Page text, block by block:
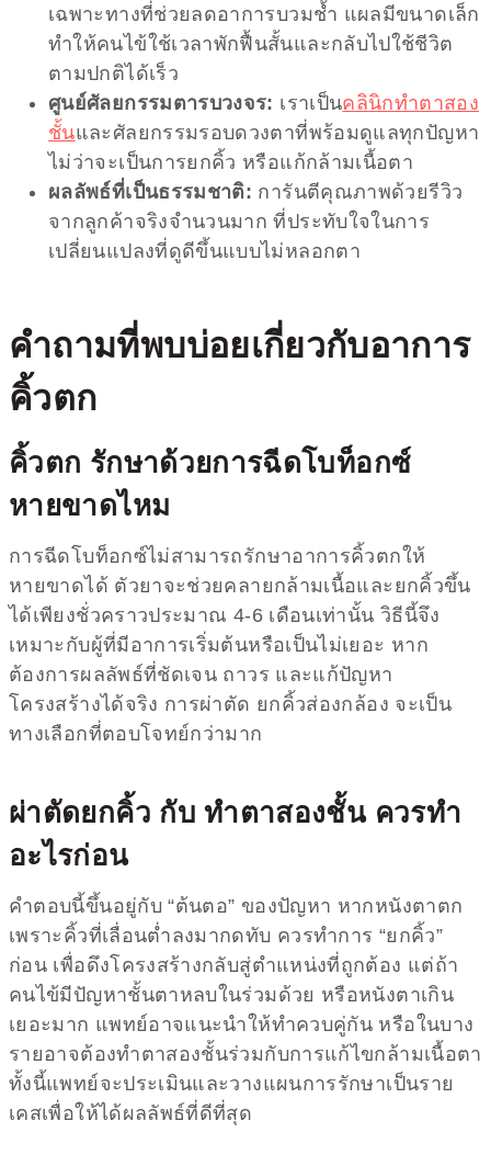
เฉพาะทางที่ช่วยลดอาการบวมช้ำ แผลมีขนาดเล็ก
ทำให้คนไข้ใช้เวลาพักฟื้นสั้นและกลับไปใช้ชีวิต
ตามปกติได้เร็ว
ศูนย์ศัลยกรรมตารบวงจร: เราเป็นคลินิกทำตาสอง
ชั้นและศัลยกรรมรอบดวงตาที่พร้อมดูแลทุกปัญหา
ไม่ว่าจะเป็นการยกคิ้ว หรือแก้กล้ามเนื้อตา
ผลลัพธ์ที่เป็นธรรมชาติ: การันตีคุณภาพด้วยรีวิว
จากลูกค้าจริงจำนวนมาก ที่ประทับใจในการ
เปลี่ยนแปลงที่ดูดีขึ้นแบบไม่หลอกตา
คำถามที่พบบ่อยเกี่ยวกับอาการ
คิ้วตก
คิ้วตก รักษาด้วยการฉีดโบท็อกซ์
หายขาดไหม
การฉีดโบท็อกซ์ไม่สามารถรักษาอาการคิ้วตกให้
หายขาดได้ ตัวยาจะช่วยคลายกล้ามเนื้อและยกคิ้วขึ้น
ได้เพียงชั่วคราวประมาณ 4-6 เดือนเท่านั้น วิธีนี้จึง
เหมาะกับผู้ที่มีอาการเริ่มต้นหรือเป็นไม่เยอะ หาก
ต้องการผลลัพธ์ที่ชัดเจน ถาวร และแก้ปัญหา
โครงสร้างได้จริง การผ่าตัด ยกคิ้วส่องกล้อง จะเป็น
ทางเลือกที่ตอบโจทย์กว่ามาก
ผ่าตัดยกคิ้ว กับ ทำตาสองชั้น ควรทำ
อะไรก่อน
คำตอบนี้ขึ้นอยู่กับ “ต้นตอ” ของปัญหา หากหนังตาตก
เพราะคิ้วที่เลื่อนต่ำลงมากดทับ ควรทำการ “ยกคิ้ว”
ก่อน เพื่อดึงโครงสร้างกลับสู่ตำแหน่งที่ถูกต้อง แต่ถ้า
คนไข้มีปัญหาชั้นตาหลบในร่วมด้วย หรือหนังตาเกิน
เยอะมาก แพทย์อาจแนะนำให้ทำควบคู่กัน หรือในบาง
รายอาจต้องทำตาสองชั้นร่วมกับการแก้ไขกล้ามเนื้อตา
ทั้งนี้แพทย์จะประเมินและวางแผนการรักษาเป็นราย
เคสเพื่อให้ได้ผลลัพธ์ที่ดีที่สุด